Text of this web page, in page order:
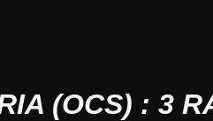
(OCS) : 3